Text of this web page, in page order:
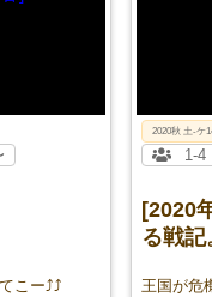
こー⤴⤴
[2020
る戦記
2020秋 土-ケ
1-4